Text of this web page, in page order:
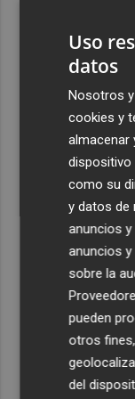
Foios se vuelca
Las '200 vidas'
cima del cine:
del actor
Plaza
Uso
datos
Nosotros
cookies y
almacenar
dispositivo
como su
y datos de
anuncios
anuncios
sobre la
pueden
otros
del